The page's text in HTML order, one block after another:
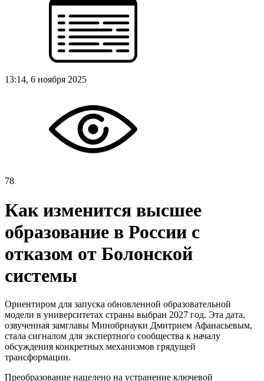
13:14, 6 ноября 2025
78
Как изменится высшее
образование в России с
отказом от Болонской
системы
Ориентиром для запуска обновленной образовательной
модели в университетах страны выбран 2027 год. Эта дата,
озвученная замглавы Минобрнауки Дмитрием Афанасьевым,
стала сигналом для экспертного сообщества к началу
обсуждения конкретных механизмов грядущей
трансформации.
Преобразование нацелено на устранение ключевой